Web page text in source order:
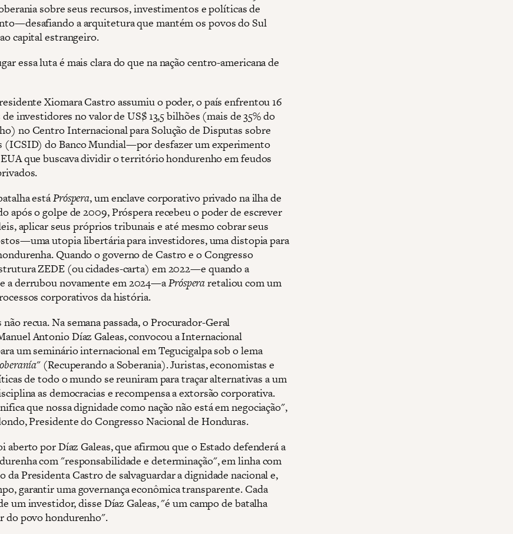
sobre seus recursos, investimentos e políticas de
a arquitetura que mantém os povos do Sul
capital estrangeiro.
essa luta é mais clara do que na nação centro-americana de
Xiomara Castro assumiu o poder, o país enfrentou 16
investidores no valor de US$ 13,5 bilhões (mais de 35% do
no Centro Internacional para Solução de Disputas sobre
(ICSID) do Banco Mundial—por desfazer um experimento
que buscava dividir o território hondurenho em feudos
estáPróspera, um enclave corporativo privado na ilha de
após o golpe de 2009, Próspera recebeu o poder de escrever
aplicar seus próprios tribunais e até mesmo cobrar seus
utopia libertária para investidores, uma distopia para
Quando o governo de Castro e o Congresso
ZEDE (ou cidades-carta) em 2022—e quando a
a derrubou novamente em 2024—aPrósperaretaliou com um
corporativos da história.
recua. Na semana passada, o Procurador-Geral
Antonio Díaz Galeas, convocou a Internacional
um seminário internacional em Tegucigalpa sob o lema
" (Recuperando a Soberania). Juristas, economistas e
de todo o mundo se reuniram para traçar alternativas a um
as democracias e recompensa a extorsão corporativa.
que nossa dignidade como nação não está em negociação",
Presidente do Congresso Nacional de Honduras.
aberto por Díaz Galeas, que afirmou que o Estado defenderá a
com "responsabilidade e determinação", em linha com
da Presidenta Castro de salvaguardar a dignidade nacional e,
garantir uma governança econômica transparente. Cada
um investidor, disse Díaz Galeas, "é um campo de batalha
do povo hondurenho".